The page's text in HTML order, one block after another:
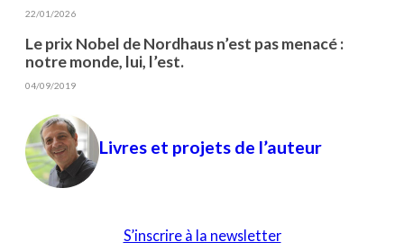
22/01/2026
Le prix Nobel de Nordhaus n’est pas menacé :
notre monde, lui, l’est.
04/09/2019
Livres et projets de l’auteur
S’inscrire à la newsletter